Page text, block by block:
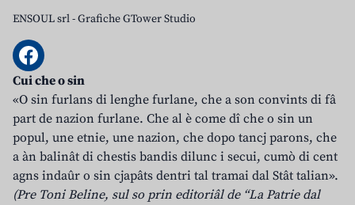
ENSOUL srl-Grafiche GTower Studio
Cui che o sin
«O sin furlans di lenghe furlane, che a son convints di fâ
part de nazion furlane. Che al è come dî che o sin un
popul, une etnie, une nazion, che dopo tancj parons, che
a àn balinât di chestis bandis dilunc i secui, cumò di cent
agns indaûr o sin cjapâts dentri tal tramai dal Stât talian».
(Pre Toni Beline, sul so prin editoriâl de “La Patrie dal